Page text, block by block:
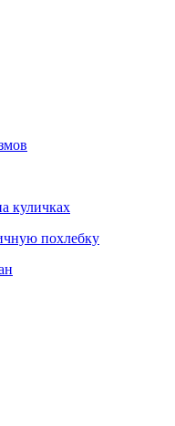
куличках
похлебку